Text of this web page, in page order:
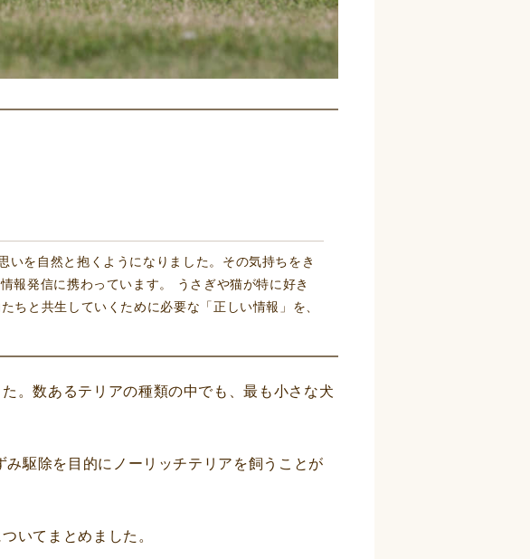
を自然と抱くようになりました。その気持ちをき
報発信に携わっています。 うさぎや猫が特に好き
ちと共生していくために必要な「正しい情報」を、
。数あるテリアの種類の中でも、最も小さな犬
駆除を目的にノーリッチテリアを飼うことが
いてまとめました。